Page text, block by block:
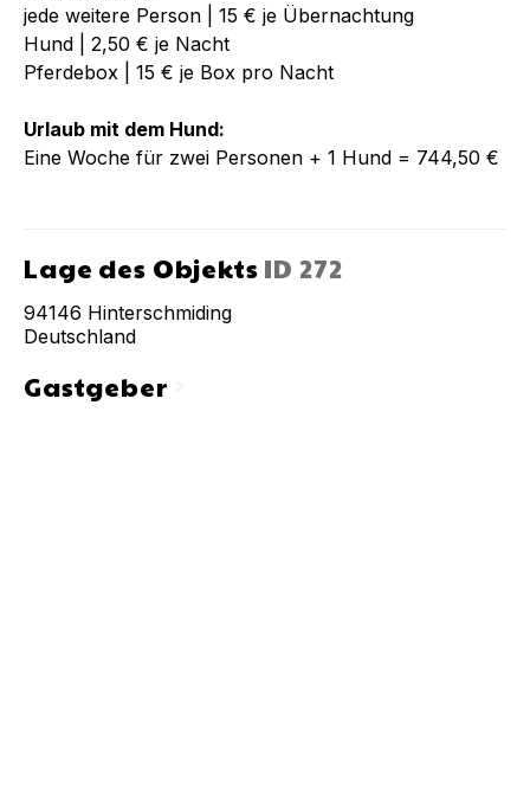
jede weitere Person | 15 € je Übernachtung
Hund | 2,50 € je Nacht
Pferdebox | 15 € je Box pro Nacht
Urlaub mit dem Hund:
Eine Woche für zwei Personen + 1 Hund = 744,50 €
Lage des Objekts ID 272
94146 Hinterschmiding
Deutschland
Gastgeberchevron_right